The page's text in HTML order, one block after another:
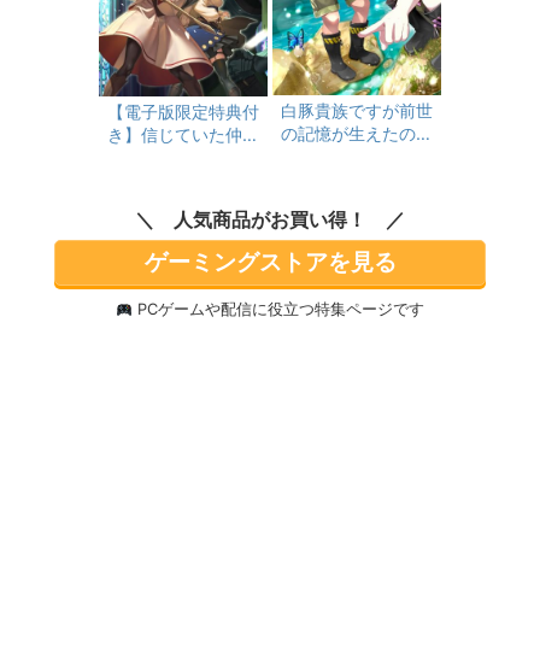
【電子版限定特典付
き】信じていた仲間
でレベル9999の仲間
達を手に入れて元パ
ーティーメンバーと
世界に復讐＆『ざま
ぁ！』します！15
白豚貴族ですが前世
の記憶が生えたので
人気商品がお買い得！
ゲーミングストアを見る
PCゲームや配信に役立つ特集ページです